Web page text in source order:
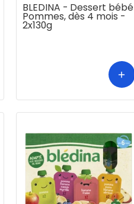
BLEDINA - Dessert bébé
Pommes, dès 4 mois -
2x130g